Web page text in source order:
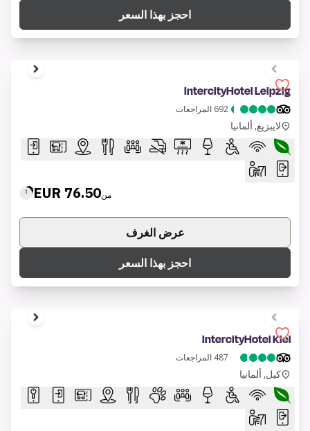
احجز بهذا السعر
1 of 8
IntercityHotel Leipzig
692 المراجعات
لايبزيغ, ألمانيا
من76.50 EUR
عرض الغرف
احجز بهذا السعر
1 of 8
IntercityHotel Kiel
487 المراجعات
كيل, ألمانيا